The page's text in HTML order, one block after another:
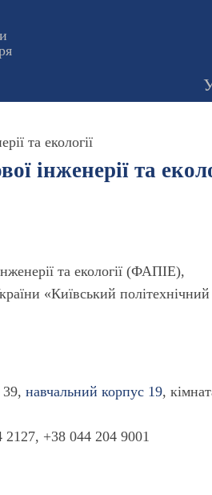
та екології
інженерії та
та екології (ФАПІЕ),
«Київський політехнічний
39,навчальний корпус 19,
2127, +38 044 204 9001